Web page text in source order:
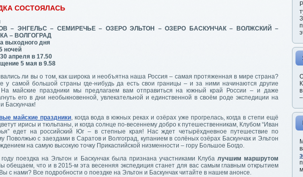
СОСТОЯЛАСЬ
– ЭНГЕЛЬС – СЕМИРЕЧЬЕ – ОЗЕРО ЭЛЬТОН – ОЗЕРО БАСКУНЧАК – ВОЛЖСКИЙ –
– ВОЛГОГРАД
выходного дня
ночей
апреля в 17.50
5 мая в 9.58
ли вы о том, как широка и необъятна наша Россия – самая протяженная в мире страна?
у самой большой страны где-нибудь да есть свои границы – и за ними начинаются другие
майские праздники мы предлагаем вам отправиться на южный край России – и даже
его в дни необыкновенной, увлекательной и единственной в своём роде экспедиции на
Баскунчак!
майские праздники, когда вода в южных реках и озёрах уже прогрелась, когда в степи ещё
ирисы и тюльпаны, и когда солнце по-весеннему добро к путешественникам, Клубом “Иван
едет на российский Юг – в степные края! Нас ждет четырёхдневное путешествие по
Поволжью с заездами в Саратов и Волгоград, купанием в солёных озёрах Баскунчак и Эльтон
на самую высокую точку Прикаспийской низменности – гору Большое Богдо.
поездка на Эльтон и Баскунчак была признана участниками Клуба лучшим маршрутом
обещаем, что и в 2015-м эта весенняя экспедиция станет для вас самым главным открытием
с нами? Все подробности о поездке на Эльтон и Баскунчак читайте в нашем анонсе.